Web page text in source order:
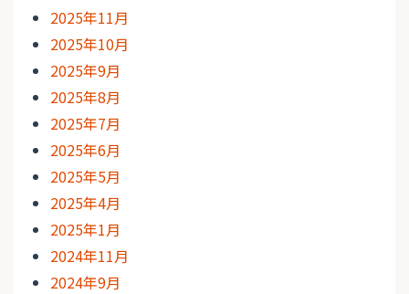
2025年11月
2025年10月
2025年9月
2025年8月
2025年7月
2025年6月
2025年5月
2025年4月
2025年1月
2024年11月
2024年9月